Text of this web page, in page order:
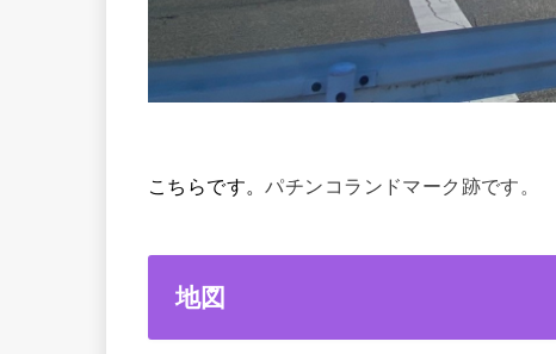
こちらです。パチンコランドマーク跡です。
地図